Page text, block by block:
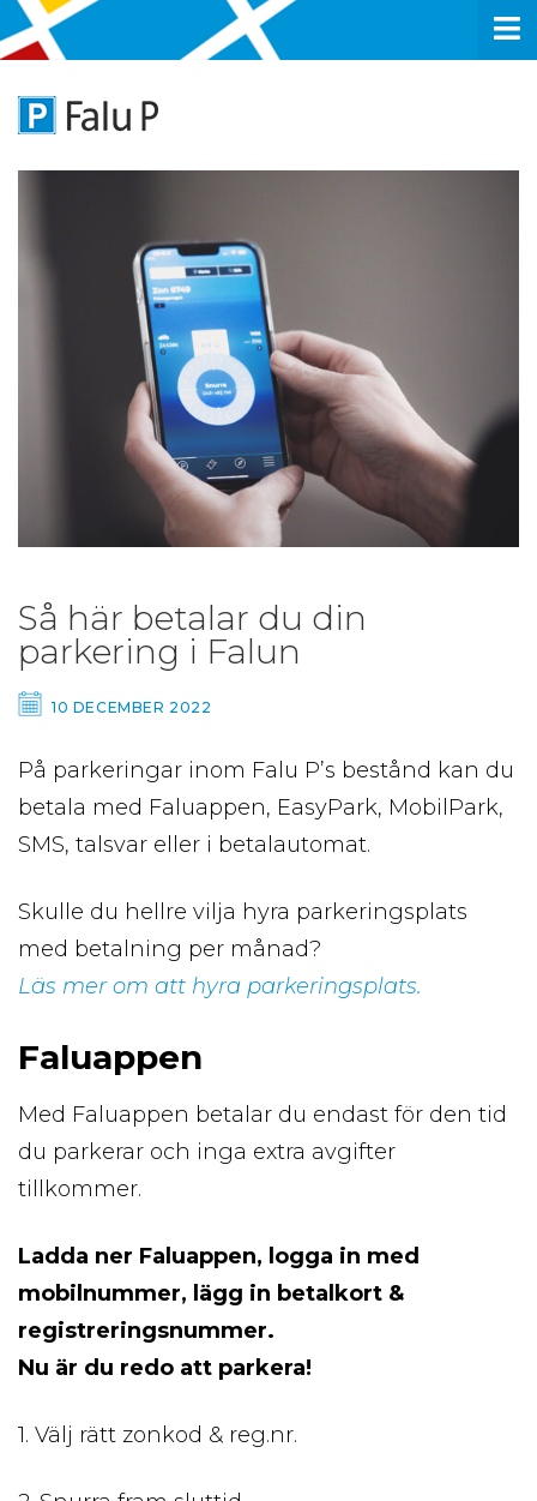
Så här betalar du din
parkering i Falun
10 DECEMBER 2022
På parkeringar inom Falu P’s bestånd kan du
betala med Faluappen, EasyPark, MobilPark,
SMS, talsvar eller i betalautomat.
Skulle du hellre vilja hyra parkeringsplats
med betalning per månad?
Läs mer om att hyra parkeringsplats.
Faluappen
Med Faluappen betalar du endast för den tid
du parkerar och inga extra avgifter
tillkommer.
Ladda ner Faluappen, logga in med
mobilnummer, lägg in betalkort &
registreringsnummer.
Nu är du redo att parkera!
1. Välj rätt zonkod & reg.nr.